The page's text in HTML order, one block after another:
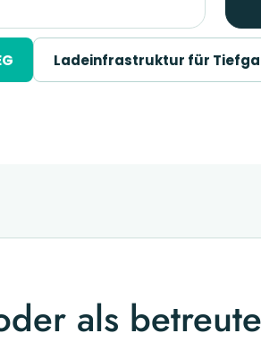
Ladeinfrastruktur für
als betreute